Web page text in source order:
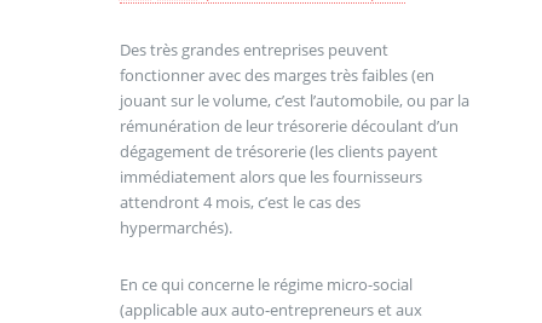
Des très grandes entreprises peuvent
fonctionner avec des marges très faibles (en
jouant sur le volume, c’est l’automobile, ou par la
rémunération de leur trésorerie découlant d’un
dégagement de trésorerie (les clients payent
immédiatement alors que les fournisseurs
attendront 4 mois, c’est le cas des
hypermarchés).
En ce qui concerne le régime micro-social
(applicable aux auto-entrepreneurs et aux